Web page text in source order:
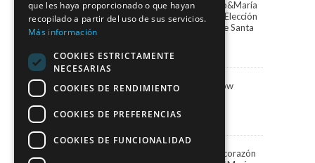
Paula Vázquez elige Marco&María
para presentar la Gala de Elección
de la Reina del Carnaval de Santa
13 febrero, 2026
Marco&María Fashion Show
5 febrero, 2026
Una Navidad blanca en el corazón
que les haya proporcionado o que hayan
recopilado a partir del uso de sus servicios.
Más información
COOKIES ESTRICTAMENTE
NECESARIAS
COOKIES DE RENDIMIENTO
COOKIES DE PREFERENCIAS
COOKIES DE FUNCIONALIDAD